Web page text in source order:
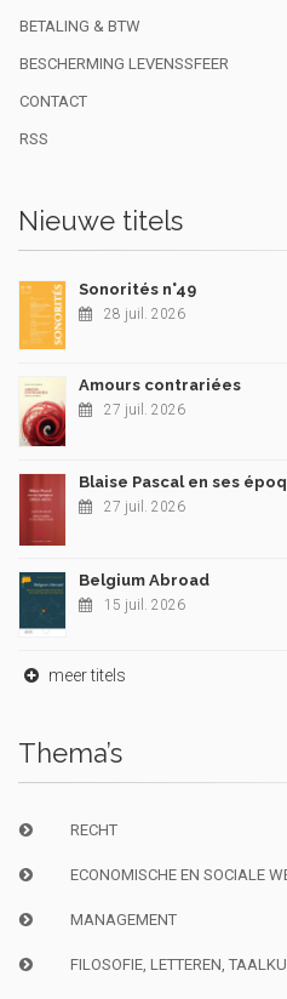
BETALING & BTW
BESCHERMING LEVENSSFEER
CONTACT
RSS
Nieuwe titels
Sonorités n°49
28 juil. 2026
Amours contrariées
27 juil. 2026
Blaise Pascal en ses
27 juil. 2026
Belgium Abroad
15 juil. 2026
meer titels
Thema’s
RECHT
ECONOMISCHE EN SOCIALE
MANAGEMENT
FILOSOFIE, LETTEREN,